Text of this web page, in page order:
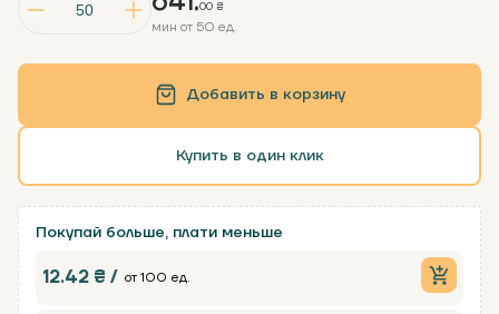
00 ₴
мин от 50 ед.
Добавить в корзину
Купить в один клик
Покупай больше, плати меньше
12.42 ₴ / от 100 ед.